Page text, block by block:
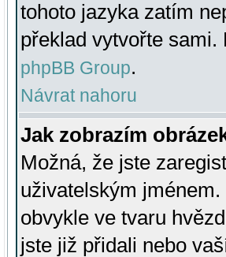
tohoto jazyka zatím
překlad vytvořte
phpBB Group.
Návrat nahoru
Jak zobrazím
Možná, že jste
uživatelským
obvykle ve tvaru
jste již přidali nebo